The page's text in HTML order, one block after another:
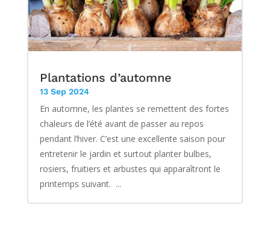
Plantations d’automne
13 Sep 2024
En automne, les plantes se remettent des fortes
chaleurs de l’été avant de passer au repos
pendant l’hiver. C’est une excellente saison pour
entretenir le jardin et surtout planter bulbes,
rosiers, fruitiers et arbustes qui apparaîtront le
printemps suivant. ...